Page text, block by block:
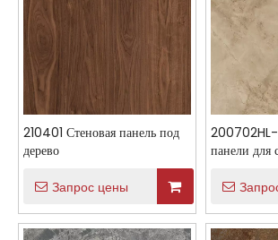
210401 Стеновая панель под
дерево
Запрос цены
панели для